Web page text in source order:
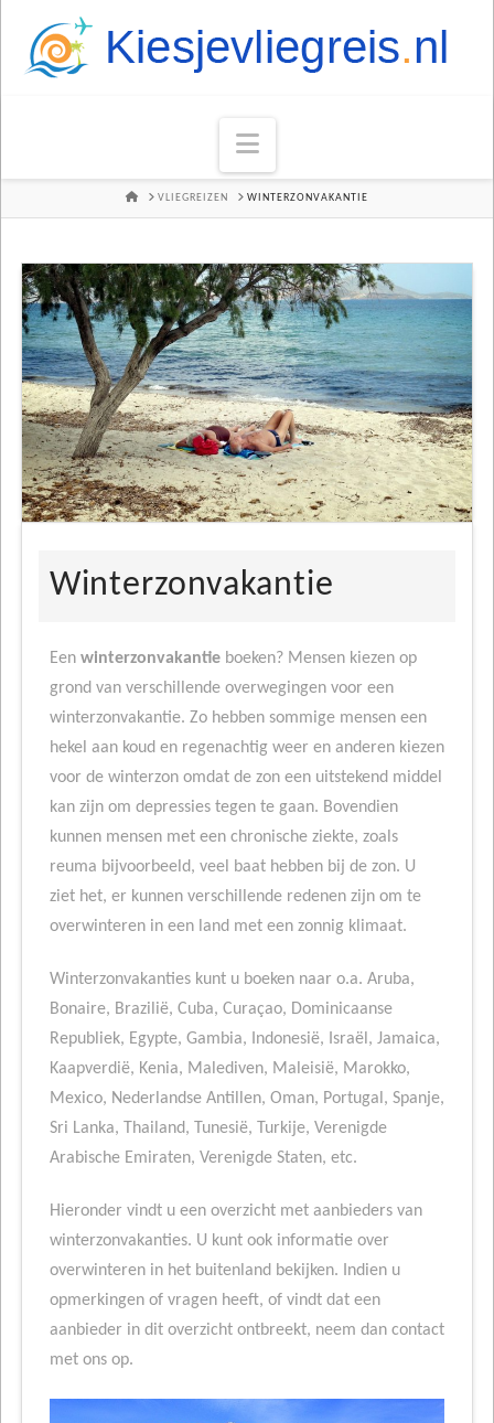
Navigation
HOMEVLIEGREIZEN WINTERZONVAKANTIE
Winterzonvakantie
Een winterzonvakantieboeken? Mensen kiezen op
grond van verschillende overwegingen voor een
winterzonvakantie. Zo hebben sommige mensen een
hekel aan koud en regenachtig weer en anderen kiezen
voor de winterzon omdat de zon een uitstekend middel
kan zijn om depressies tegen te gaan. Bovendien
kunnen mensen met een chronische ziekte, zoals
reuma bijvoorbeeld, veel baat hebben bij de zon. U
ziet het, er kunnen verschillende redenen zijn om te
overwinteren in een land met een zonnig klimaat.
Winterzonvakanties kunt u boeken naar o.a. Aruba,
Bonaire, Brazilië, Cuba, Curaçao, Dominicaanse
Republiek, Egypte, Gambia, Indonesië, Israël, Jamaica,
Kaapverdië, Kenia, Malediven, Maleisië, Marokko,
Mexico, Nederlandse Antillen, Oman, Portugal, Spanje,
Sri Lanka, Thailand, Tunesië, Turkije, Verenigde
Arabische Emiraten, Verenigde Staten, etc.
Hieronder vindt u een overzicht met aanbieders van
winterzonvakanties. U kunt ook informatie over
overwinteren in het buitenland bekijken. Indien u
opmerkingen of vragen heeft, of vindt dat een
aanbieder in dit overzicht ontbreekt, neem dan contact
met ons op.